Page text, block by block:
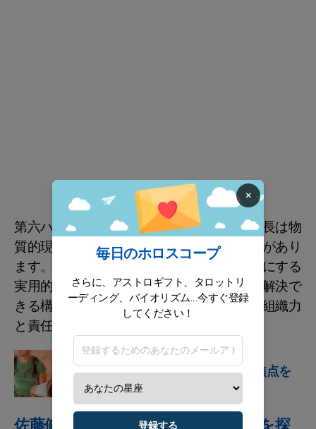
第六ハウスに土星があることから、健の成長は物
質的現実を意識することで妨げられることがあり
ます。彼は、周囲の人々の生活をシンプルにする
実用的な戦略に焦点を当て、問題を綿密に解決で
きる構造化されたルーチンを好み、優れた組織力
と責任感を示しています。
星占い
明日のホロスコープに焦点を
あてましょう
×
毎日のホロスコープ
さらに、アストロギフト、タロットリ
ーディング、バイオリズム...今すぐ登録
してください！
登録する